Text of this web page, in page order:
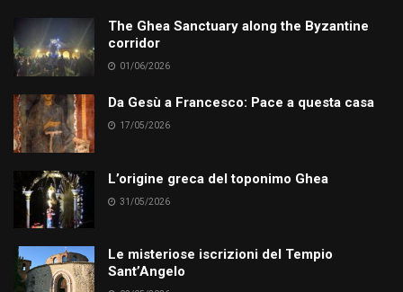
The Ghea Sanctuary along the Byzantine
corridor
01/06/2026
Da Gesù a Francesco: Pace a questa casa
17/05/2026
L’origine greca del toponimo Ghea
31/05/2026
Le misteriose iscrizioni del Tempio
Sant’Angelo